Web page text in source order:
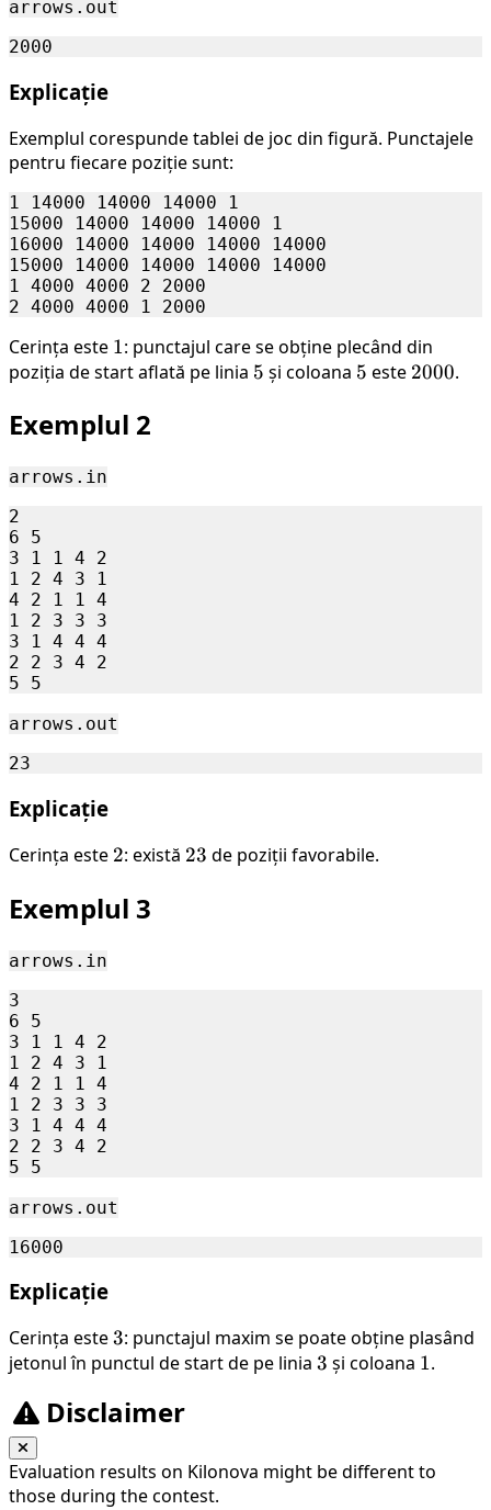
arrows.out
Explicație
Exemplul corespunde tablei de joc din figură. Punctajele
pentru fiecare poziție sunt:
1 14000 14000 14000 1
15000 14000 14000 14000 1
16000 14000 14000 14000 14000
15000 14000 14000 14000 14000
1 4000 4000 2 2000
Cerința este 1
1: punctajul care se obține plecând din
poziția de start aflată pe linia 5
5 și coloana 5
5 este 2000
2000.
Exemplul 2
arrows.in
2
6 5
3 1 1 4 2
1 2 4 3 1
4 2 1 1 4
1 2 3 3 3
3 1 4 4 4
2 2 3 4 2
arrows.out
Explicație
Cerința este 2
2: există 23
23 de poziții favorabile.
Exemplul 3
arrows.in
3
6 5
3 1 1 4 2
1 2 4 3 1
4 2 1 1 4
1 2 3 3 3
3 1 4 4 4
2 2 3 4 2
arrows.out
Explicație
Cerința este3
3: punctajul maxim se poate obține plasând
jetonul în punctul de start de pe linia 3
3 și coloana 1
1.
Disclaimer
Evaluation results on Kilonova might be different to
those during the contest.